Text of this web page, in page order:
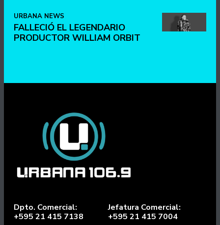
URBANA NEWS
FALLECIÓ EL LEGENDARIO
PRODUCTOR WILLIAM ORBIT
Dpto. Comercial:
+595 21 415 7138
Jefatura Comercial:
+595 21 415 7004